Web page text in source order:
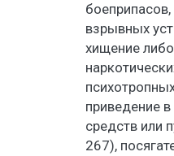
взрывных
хищение
приведение
средств или
267),